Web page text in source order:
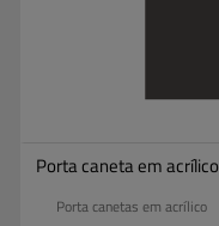
Porta caneta em acrílico
Porta canetas em acrílico